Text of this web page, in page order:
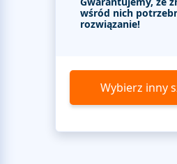
wśród nich
rozwiązanie!
Wybierz inny